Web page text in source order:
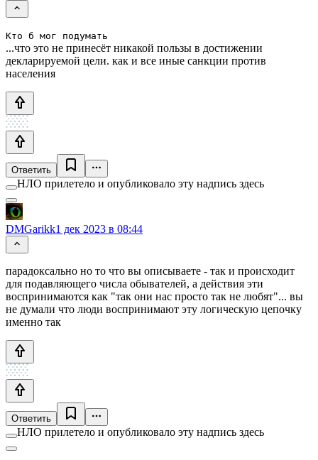
Кто б мог подумать
...что это не принесёт никакой пользы в достижении
декларируемой цели. как и все иные санкции против
населения
Ответить
НЛО прилетело и опубликовало эту надпись здесь
DMGarikk1 дек 2023 в 08:44
парадоксально но то что вы описываете - так и происходит
для подавляющего числа обывателей, а действия эти
воспринимаются как "так они нас просто так не любят"... вы
не думали что люди воспринимают эту логическую цепочку
именно так
Ответить
НЛО прилетело и опубликовало эту надпись здесь